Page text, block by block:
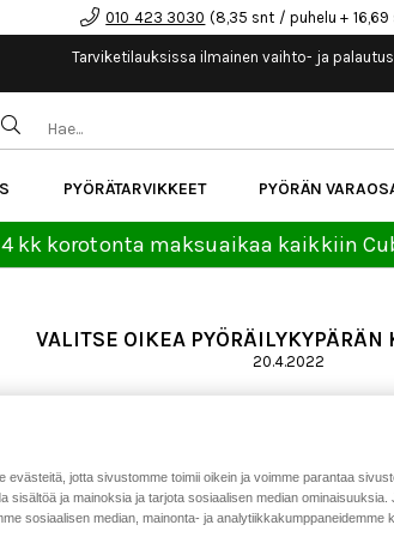
010 423 3030 (8,35 snt / puhelu +
Tarviketilauksissa ilmainen vaihto- ja
PYÖRÄTARVIKKEET PYÖRÄN
kk korotonta maksuaikaa kaikkiin
VALITSE OIKEA PYÖRÄILYKYPÄRÄN
20.4.2022
Pyöräilykypäriä löytyy kuitenkin
vaikuttavat valintaan.
jokaiseen verkkokaupassa
evästeitä, jotta sivustomme toimii oikein ja voimme parantaa
sisältöä ja mainoksia ja tarjota sosiaalisen median
sosiaalisen median, mainonta- ja analytiikkakumppaneidemme